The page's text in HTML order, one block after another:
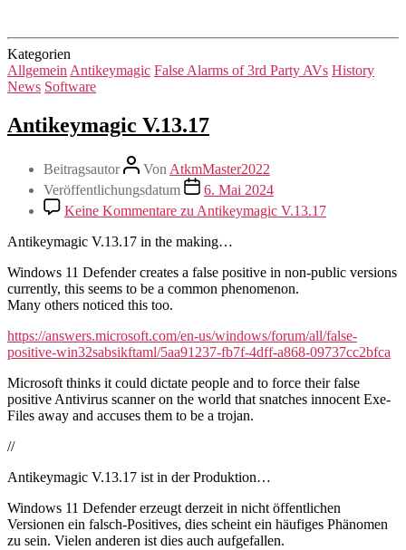
Kategorien
Allgemein Antikeymagic False Alarms of 3rd Party AVs History
News Software
Antikeymagic V.13.17
Beitragsautor Von AtkmMaster2022
Veröffentlichungsdatum
6. Mai 2024
Keine Kommentare zu Antikeymagic V.13.17
Antikeymagic V.13.17 in the making…
Windows 11 Defender creates a false positive in non-public versions
currently, this seems to be a common phenomenon.
Many others noticed this too.
https://answers.microsoft.com/en-us/windows/forum/all/false-
positive-win32sabsikftaml/5aa91237-fb7f-4dff-a868-09737cc2bfca
Microsoft thinks it could dictate people and to force their false
positive Antivirus scanner on the world that snatches innocent Exe-
Files away and accuses them to be a trojan.
//
Antikeymagic V.13.17 ist in der Produktion…
Windows 11 Defender erzeugt derzeit in nicht öffentlichen
Versionen ein falsch-Positives, dies scheint ein häufiges Phänomen
zu sein. Vielen anderen ist dies auch aufgefallen.